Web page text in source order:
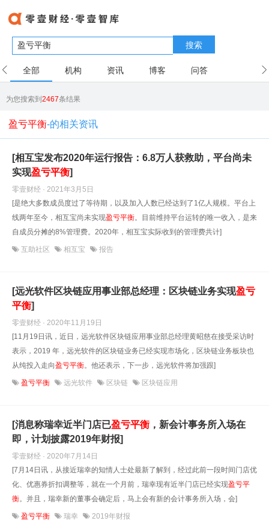
搜索
全部 机构 资讯 博客 问答
为您搜索到2467条结果
盈亏平衡-的相关资讯
[相互宝发布2020年运行报告：6.8万人获救助，平台尚未
实现盈亏平衡]
零壹财经 · 2021年3月5日
[是绝大多数成员度过了等待期，以及加入人数已经达到了1亿人规模。平台上
线两年至今，相互宝尚未实现盈亏平衡。目前维持平台运转的唯一收入，是来
自成员分摊的8%管理费。2020年，相互宝实际收到的管理费共计]
互助社区 相互宝 报告
[远光软件区块链应用事业部总经理：区块链业务实现盈亏
平衡]
零壹财经 · 2020年11月19日
[11月19日讯，近日，远光软件区块链应用事业部总经理黄昭慈在接受采访时
表示，2019 年，远光软件的区块链业务已经实现市场化，区块链业务板块也
从纯投入走向盈亏平衡。他还表示，下一步，远光软件将加强跟]
盈亏平衡 远光软件 区块链 区块链应用
[消息称瑞幸近半门店已盈亏平衡 ，新会计事务所入场在
即，计划披露2019年财报]
零壹财经 · 2020年7月14日
[7月14日讯，从接近瑞幸的知情人士处最新了解到，经过此前一段时间门店优
化、优惠券折扣调整等，就在一个月前，瑞幸现有近半门店已经实现盈亏平
衡。并且，瑞幸新的董事会确定后，马上会有新的会计事务所入场，会]
盈亏平衡 瑞幸 2019年财报